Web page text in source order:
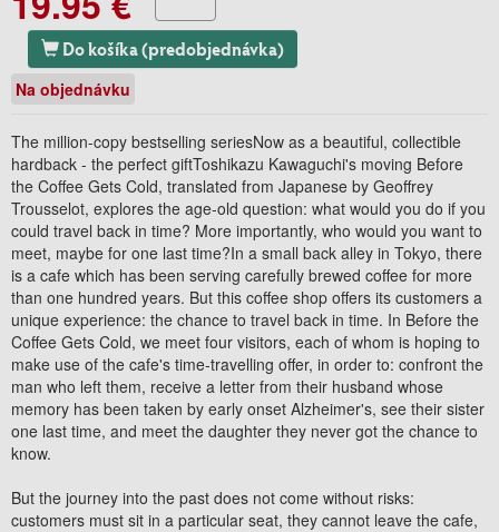
Do košíka (predobjednávka)
Na objednávku
The million-copy bestselling seriesNow as a beautiful, collectible
hardback - the perfect giftToshikazu Kawaguchi's moving Before
the Coffee Gets Cold, translated from Japanese by Geoffrey
Trousselot, explores the age-old question: what would you do if you
could travel back in time? More importantly, who would you want to
meet, maybe for one last time?In a small back alley in Tokyo, there
is a cafe which has been serving carefully brewed coffee for more
than one hundred years. But this coffee shop offers its customers a
unique experience: the chance to travel back in time. In Before the
Coffee Gets Cold, we meet four visitors, each of whom is hoping to
make use of the cafe's time-travelling offer, in order to: confront the
man who left them, receive a letter from their husband whose
memory has been taken by early onset Alzheimer's, see their sister
one last time, and meet the daughter they never got the chance to
know.
But the journey into the past does not come without risks:
customers must sit in a particular seat, they cannot leave the cafe,